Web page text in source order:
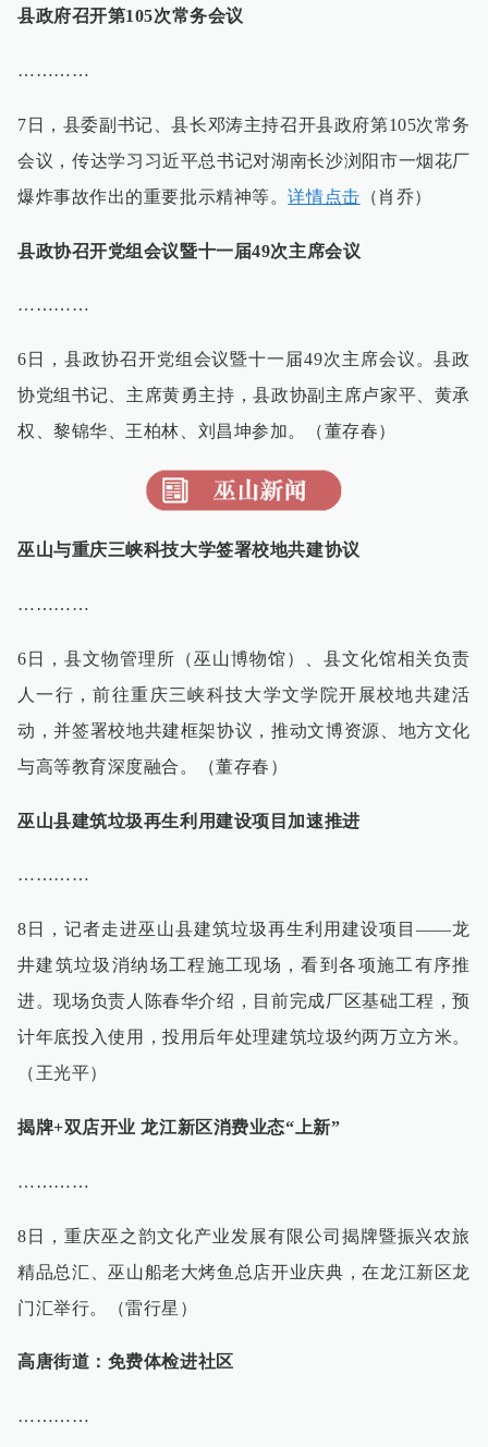
县政府召开第105次常务会议
…………
7日，县委副书记、县长邓涛主持召开县政府第105次常务
会议，传达学习习近平总书记对湖南长沙浏阳市一烟花厂
爆炸事故作出的重要批示精神等。详情点击 （肖乔）
县政协召开党组会议暨十一届49次主席会议
…………
6日，县政协召开党组会议暨十一届49次主席会议。县政
协党组书记、主席黄勇主持，县政协副主席卢家平、黄承
权、黎锦华、王柏林、刘昌坤参加。（董存春）
巫山与重庆三峡科技大学签署校地共建协议
…………
6日，县文物管理所（巫山博物馆）、县文化馆相关负责
人一行，前往重庆三峡科技大学文学院开展校地共建活
动，并签署校地共建框架协议，推动文博资源、地方文化
与高等教育深度融合。（董存春）
巫山县建筑垃圾再生利用建设项目加速推进
…………
8日，记者走进巫山县建筑垃圾再生利用建设项目——龙
井建筑垃圾消纳场工程施工现场，看到各项施工有序推
进。现场负责人陈春华介绍，目前完成厂区基础工程，预
计年底投入使用，投用后年处理建筑垃圾约两万立方米。
（王光平）
揭牌+双店开业 龙江新区消费业态“上新”
…………
8日，重庆巫之韵文化产业发展有限公司揭牌暨振兴农旅
精品总汇、巫山船老大烤鱼总店开业庆典，在龙江新区龙
门汇举行。（雷行星）
高唐街道：免费体检进社区
…………